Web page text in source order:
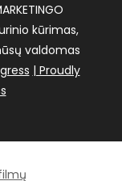
kūrimas,
valdomas
| Proudly